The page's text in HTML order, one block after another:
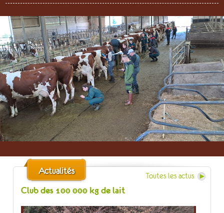
Toutes les actus
Actualités
Club des 100 000 kg de lait